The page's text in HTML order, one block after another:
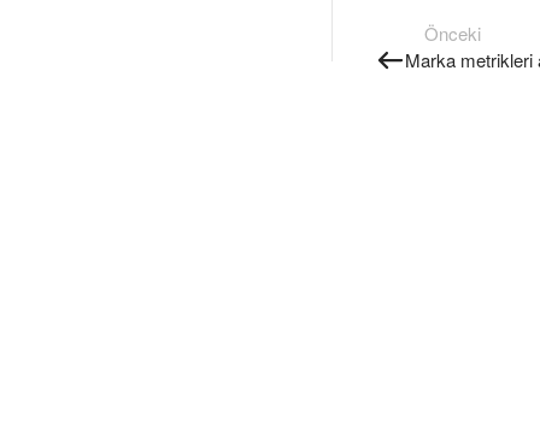
Önceki
Marka metrikleri